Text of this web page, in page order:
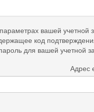
вашей учетной
код
для вашей учетной
Адрес